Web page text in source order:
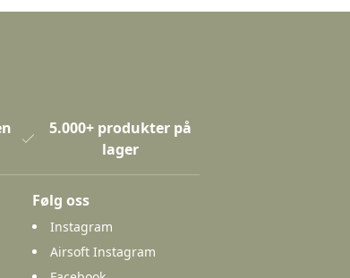
5.000+ produkter på
lager
Følg oss
Instagram
Airsoft Instagram